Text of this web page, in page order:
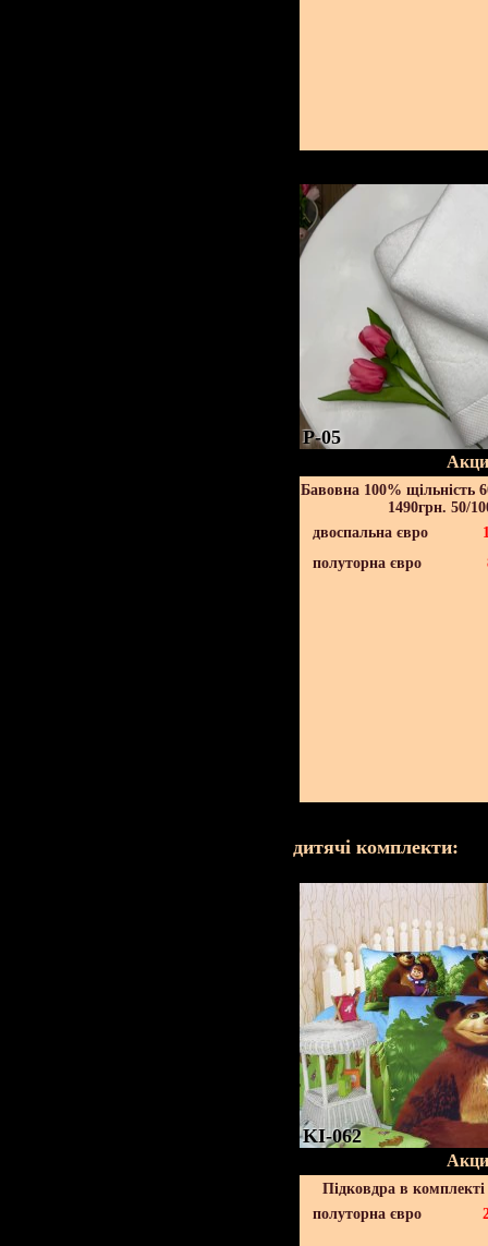
P-05
Бавовна 100% щільність
1490грн. 50/
двоспальна євро
полуторна євро
дитячі комплекти:
KI-062
Підковдра в
полуторна євро